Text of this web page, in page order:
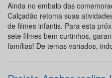
Ainda no embalo das
Calçadão retoma suas
de filmes infantis. Para esta
sete filmes bem curtinhos,
famílias! De temas variados,